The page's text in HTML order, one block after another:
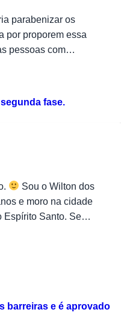
parabenizar os
por proporem essa
pessoas com
que irá exigir muito
fase.
Sou o Wilton dos
e moro na cidade
Espírito Santo. Se
está em busca da
sendo
minha trajetória,
[…]"
barreiras e é aprovado